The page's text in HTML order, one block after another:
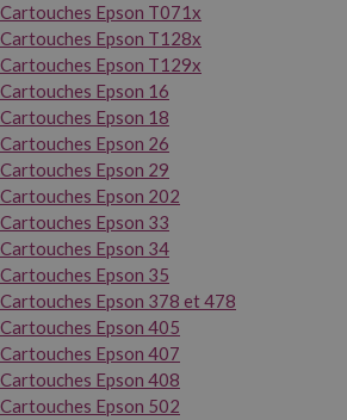
Cartouches Epson T071x
Cartouches Epson T128x
Cartouches Epson T129x
Cartouches Epson 16
Cartouches Epson 18
Cartouches Epson 26
Cartouches Epson 29
Cartouches Epson 202
Cartouches Epson 33
Cartouches Epson 34
Cartouches Epson 35
Cartouches Epson 378 et 478
Cartouches Epson 405
Cartouches Epson 407
Cartouches Epson 408
Cartouches Epson 502